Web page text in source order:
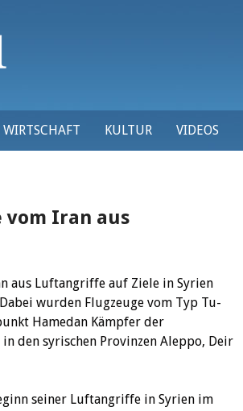
WIRTSCHAFT KULTUR VIDEOS
Iran aus
aus Luftangriffe auf Ziele in Syrien
wurden Flugzeuge vom Typ Tu-
Hamedan Kämpfer der
den syrischen Provinzen Aleppo, Deir
seiner Luftangriffe in Syrien im